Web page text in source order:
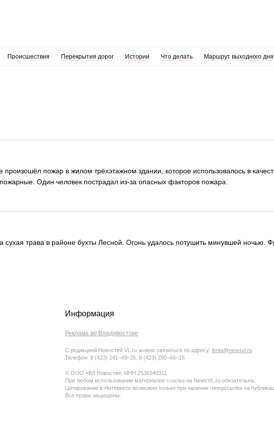
Происшествия Перекрытия дорог Истории Что делать Маршрут выходного дня
пожар в жилом трёхэтажном здании, которое использовалось в
Один человек пострадал из-за опасных факторов пожара.
трава в районе бухты Лесной. Огонь удалось потушить минувшей ночью.
Информация
Реклама во Владивостоке
С редакцией Новостей VL.ru можно связаться по адресу: lenta@newsvl.ru
Телефон: 8 (423) 241−49−26, 8 (423) 280−66−15
© ООО «ВЛ Новости», ИНН 2536240311
При любом использовании материалов ссылка на NewsVL.ru обязательна.
Цитирование в Интернете возможно только при наличии гиперссылки на
Все права защищены.